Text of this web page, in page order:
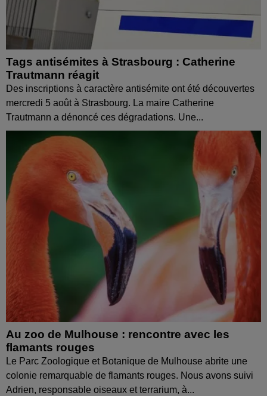
Tags antisémites à Strasbourg : Catherine
Trautmann réagit
Des inscriptions à caractère antisémite ont été découvertes
mercredi 5 août à Strasbourg. La maire Catherine
Trautmann a dénoncé ces dégradations. Une...
Au zoo de Mulhouse : rencontre avec les
flamants rouges
Le Parc Zoologique et Botanique de Mulhouse abrite une
colonie remarquable de flamants rouges. Nous avons suivi
Adrien, responsable oiseaux et terrarium, à...